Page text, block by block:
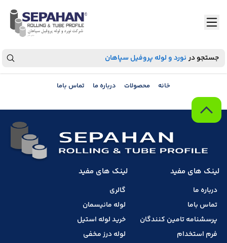
جستجو در نورد و لوله پروفیل سپاهان
خانه محصولات درباره ما تماس باما
لینک های مفید
درباره ما
تماس باما
پرسشنامه تامین کنندگان
فرم استخدام
لینک های مفید
گالری
لوله مانیسمان
خرید لوله استیل
لوله درز مخفی